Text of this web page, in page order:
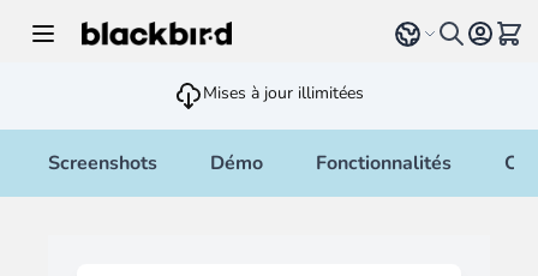
Select language
Voir
Mises à jour illimitées
Screenshots Démo Fonctionnalités